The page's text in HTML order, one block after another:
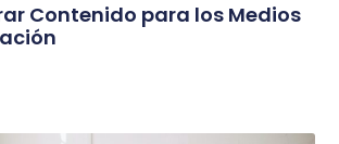
Contenido para los Medios